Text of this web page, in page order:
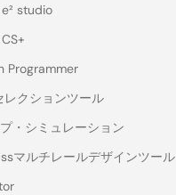
studio
Programmer
レクションツール
・シミュレーション
マルチレールデザインツール